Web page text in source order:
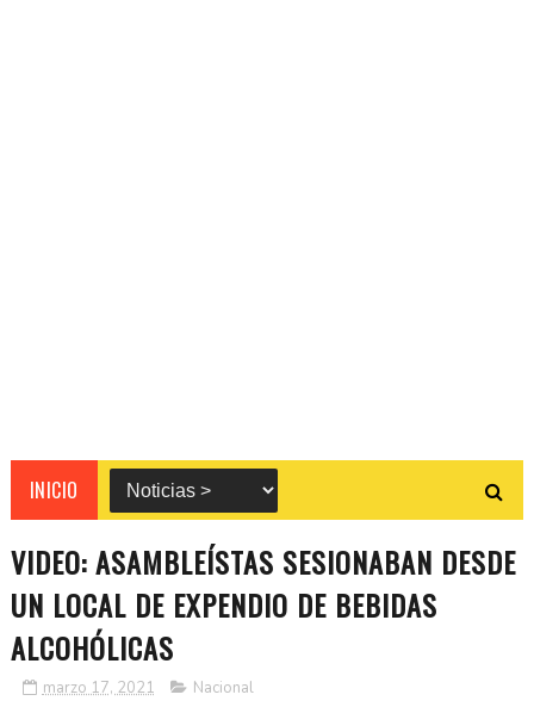
INICIO
VIDEO: ASAMBLEÍSTAS SESIONABAN DESDE
UN LOCAL DE EXPENDIO DE BEBIDAS
ALCOHÓLICAS
marzo 17, 2021 Nacional